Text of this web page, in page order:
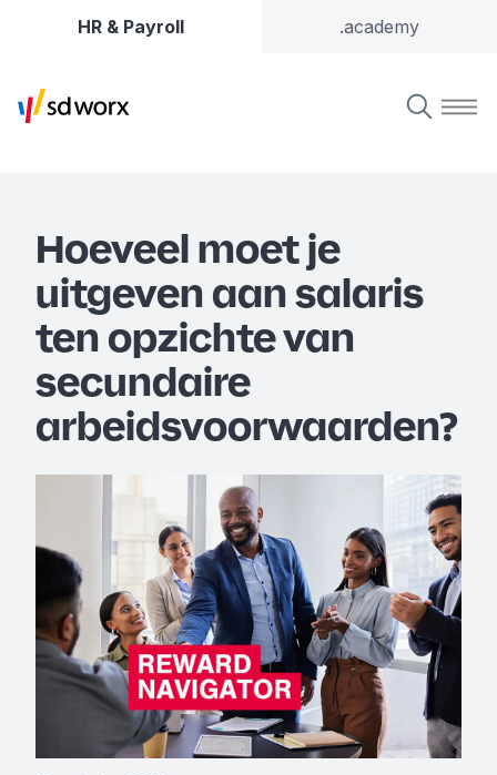
HR & Payroll .academy
Hoeveel moet je
uitgeven aan salaris
ten opzichte van
secundaire
arbeidsvoorwaarden?